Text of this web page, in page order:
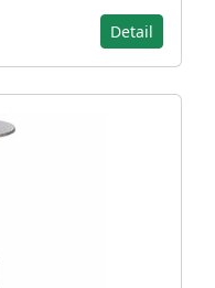
Detail